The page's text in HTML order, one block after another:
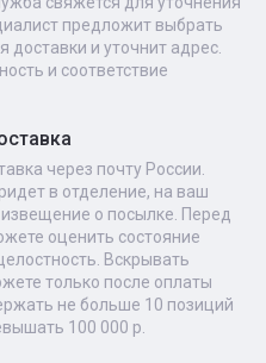
предложит выбрать
доставки и уточнит адрес.
и соответствие
через почту России.
в отделение, на ваш
о посылке. Перед
оценить состояние
Вскрывать
только после оплаты
не больше 10 позиций
100 000 р.